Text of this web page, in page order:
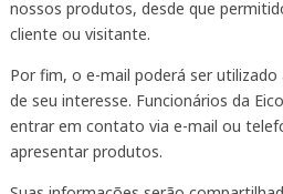
nossos produtos, desde que
cliente ou visitante.
Por fim, o e-mail poderá ser
de seu interesse. Funcionários da
entrar em contato via e-mail ou
apresentar produtos.